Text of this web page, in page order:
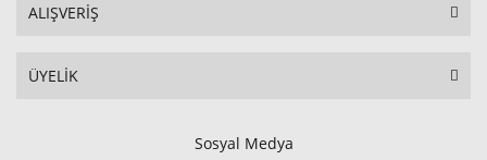
ALIŞVERİŞ
ÜYELİK
Sosyal Medya